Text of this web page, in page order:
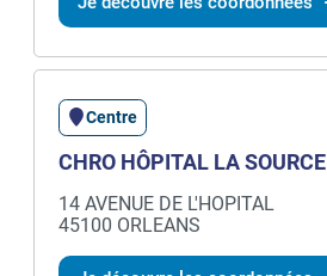
Centre
CHRO HÔPITAL LA SOURCE
14 AVENUE DE L'HOPITAL
45100 ORLEANS